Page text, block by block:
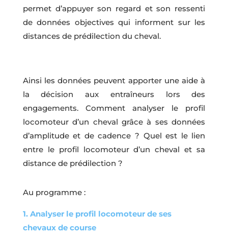
permet d’appuyer son regard et son ressenti
de données objectives qui informent sur les
distances de prédilection du cheval.
Ainsi les données peuvent apporter une aide à
la décision aux entraîneurs lors des
engagements. Comment analyser le profil
locomoteur d’un cheval grâce à ses données
d’amplitude et de cadence ? Quel est le lien
entre le profil locomoteur d’un cheval et sa
distance de prédilection ?
Au programme :
1. Analyser le profil locomoteur de ses
chevaux de course